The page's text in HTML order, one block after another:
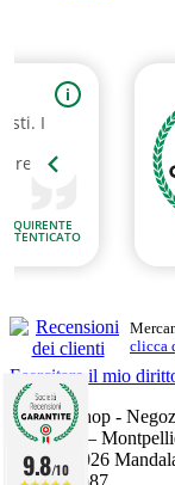
clicca
Esercitare il mio
Mandalashop -
Uniworld –
©2014–2026
9.8/10